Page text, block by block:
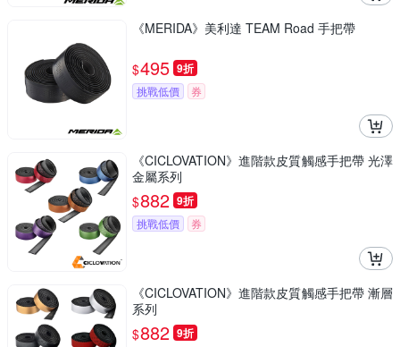
《MERIDA》美利達 TEAM Road 手把帶
$495 9折
挑戰低價 券
《CICLOVATION》進階款皮質觸感手把帶 光澤
金屬系列
$882 9折
挑戰低價 券
《CICLOVATION》進階款皮質觸感手把帶 漸層
系列
$882 9折